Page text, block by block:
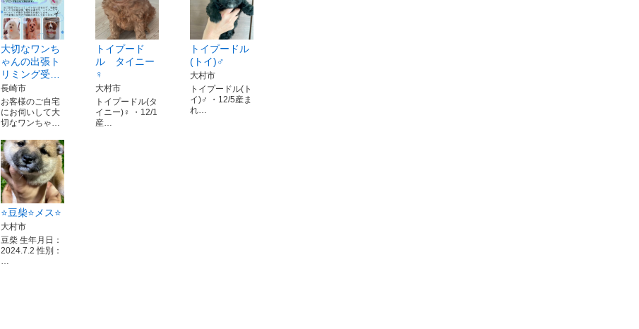
大切なワンち
ゃんの出張ト
リミング受…
長崎市
お客様のご自宅
にお伺いして大
切なワンちゃ…
トイプード
ル タイニー
♀
大村市
トイプードル(タ
イニー)♀ ・12/1
産…
トイプードル
(トイ)♂
大村市
トイプードル(ト
イ)♂ ・12/5産ま
れ…
⭐️豆柴⭐️メス⭐️
大村市
豆柴 生年月日：
2024.7.2 性別：
…